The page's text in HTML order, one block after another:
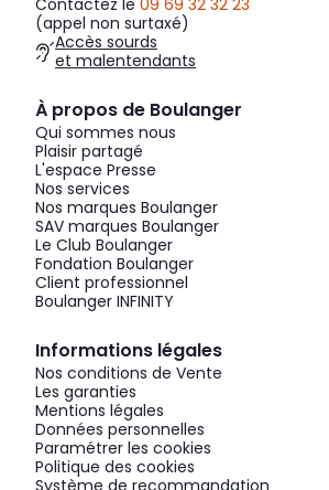
Contactez le 09 69 32 32 23
(appel non surtaxé)
Accès sourds
et malentendants
À propos de Boulanger
Qui sommes nous
Plaisir partagé
L'espace Presse
Nos services
Nos marques Boulanger
SAV marques Boulanger
Le Club Boulanger
Fondation Boulanger
Client professionnel
Boulanger INFINITY
Informations légales
Nos conditions de Vente
Les garanties
Mentions légales
Données personnelles
Paramétrer les cookies
Politique des cookies
Système de recommandation